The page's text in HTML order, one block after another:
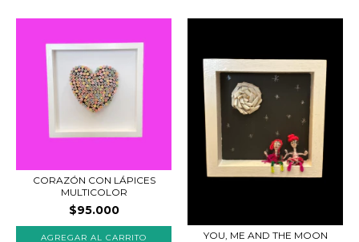
CORAZÓN CON LÁPICES
MULTICOLOR
$95.000
YOU, ME AND THE MOON